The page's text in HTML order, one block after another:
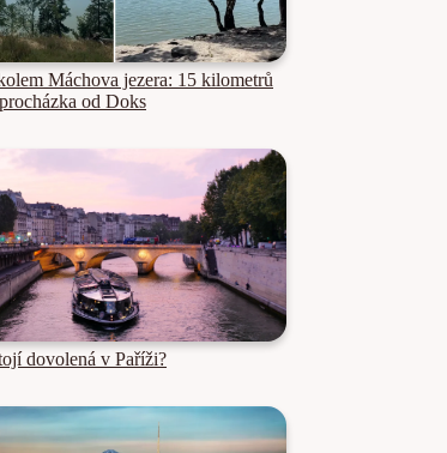
Máchova jezera: 15 kilometrů
od Doks
dovolená v Paříži?